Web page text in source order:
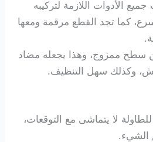
الأدوات اللازمة لتركيبه
كما تجد القطع مرقمة ومعها
سطح ممزوج، وهذا يجعله مضاد
وكذلك سهل التنظيف.
لا يتماشى مع التوقعات،